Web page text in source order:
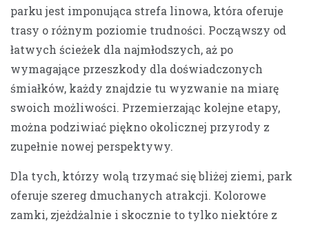
parku jest imponująca strefa linowa, która oferuje
trasy o różnym poziomie trudności. Począwszy od
łatwych ścieżek dla najmłodszych, aż po
wymagające przeszkody dla doświadczonych
śmiałków, każdy znajdzie tu wyzwanie na miarę
swoich możliwości. Przemierzając kolejne etapy,
można podziwiać piękno okolicznej przyrody z
zupełnie nowej perspektywy.
Dla tych, którzy wolą trzymać się bliżej ziemi, park
oferuje szereg dmuchanych atrakcji. Kolorowe
zamki, zjeżdżalnie i skocznie to tylko niektóre z